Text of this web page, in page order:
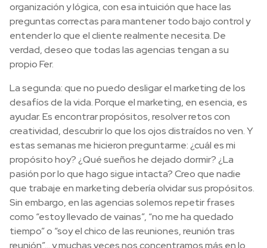
organización y lógica, con esa intuición que hace las
preguntas correctas para mantener todo bajo control y
entender lo que el cliente realmente necesita. De
verdad, deseo que todas las agencias tengan a su
propio Fer.
La segunda: que no puedo desligar el marketing de los
desafíos de la vida. Porque el marketing, en esencia, es
ayudar. Es encontrar propósitos, resolver retos con
creatividad, descubrir lo que los ojos distraídos no ven. Y
estas semanas me hicieron preguntarme: ¿cuál es mi
propósito hoy? ¿Qué sueños he dejado dormir? ¿La
pasión por lo que hago sigue intacta? Creo que nadie
que trabaje en marketing debería olvidar sus propósitos.
Sin embargo, en las agencias solemos repetir frases
como “estoy llevado de vainas”, “no me ha quedado
tiempo” o “soy el chico de las reuniones, reunión tras